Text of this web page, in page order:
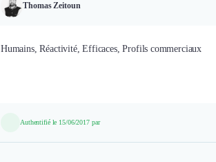
Thomas Zeitoun
Humains, Réactivité, Efficaces, Profils commerciaux
Authentifié le 15/06/2017 par